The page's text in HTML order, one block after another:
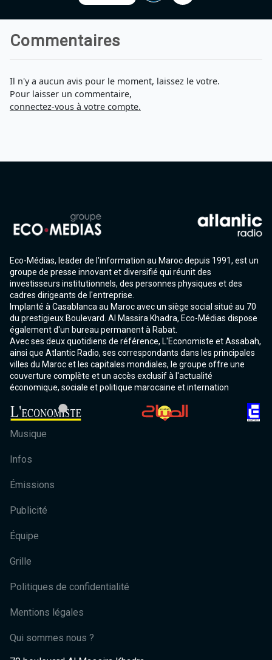
Commentaires
Il n'y a aucun avis pour le moment, laissez le votre.
Pour laisser un commentaire,
connectez-vous à votre compte.
Eco-Médias, leader de l'information au Maroc depuis 1991, est un
groupe de presse innovant et diversifié qui réunit des
investisseurs institutionnels, des personnes physiques et des
cadres dirigeants de l'entreprise.
Implanté à Casablanca au Maroc avec un siège social situé au 70
du prestigieux Boulevard. Al Massira Khadra, Eco-Médias dispose
également d'un bureau permanent à Rabat.
Avec ses deux quotidiens de référence, L'Economiste et Assabah,
ainsi que Atlantic Radio, ses correspondants dans les principales
villes du Maroc et les capitales mondiales, le groupe offre une
couverture complète et un accès exclusif à l'actualité
économique, sociale et politique marocaine et internation
Musique
Infos
Émissions
Publicité
Équipe
Grille
Politiques de confidentialité
Mentions légales
Qui sommes nous ?